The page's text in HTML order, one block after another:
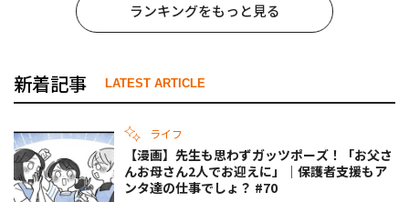
ランキングをもっと見る
新着記事 LATEST ARTICLE
ライフ
【漫画】先生も思わずガッツポーズ！「お父さ
んお母さん2人でお迎えに」｜保護者支援もア
ンタ達の仕事でしょ？ #70